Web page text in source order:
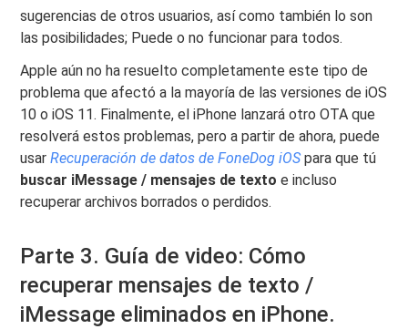
sugerencias de otros usuarios, así como también lo son
las posibilidades; Puede o no funcionar para todos.
Apple aún no ha resuelto completamente este tipo de
problema que afectó a la mayoría de las versiones de iOS
10 o iOS 11. Finalmente, el iPhone lanzará otro OTA que
resolverá estos problemas, pero a partir de ahora, puede
usar Recuperación de datos de FoneDog iOS para que tú
buscar iMessage / mensajes de texto e incluso
recuperar archivos borrados o perdidos.
Parte 3. Guía de video: Cómo
recuperar mensajes de texto /
iMessage eliminados en iPhone.